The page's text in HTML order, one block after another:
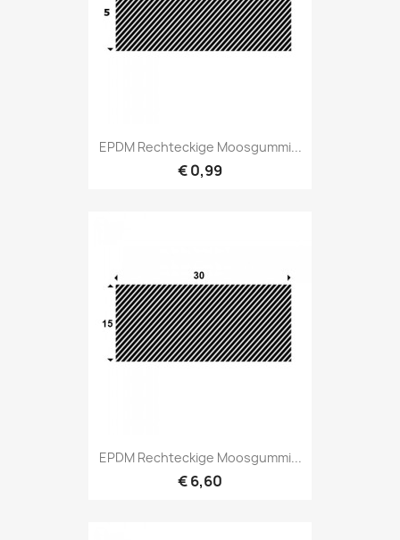
EPDM Rechteckige Moosgummi...
€ 0,99
EPDM Rechteckige Moosgummi...
€ 6,60